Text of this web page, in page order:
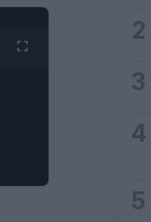
2
3
4
5